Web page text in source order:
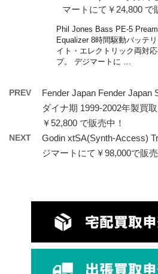
マートにて￥24,800 で
Phil Jones Bass PE-5
Equalizer 8時間駆動バッテ
イト・エレクトリック両対
プ。 デジマートに …
PREV
Fender Japan Fender Japan
ダイナ期 1999-2002年製買
￥52,800 で販売中！
NEXT
Godin xtSA(Synth-Access)
ジマートにて￥98,000で販売